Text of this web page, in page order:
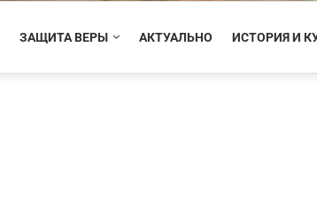
ЗАЩИТА ВЕРЫ АКТУАЛЬНО ИСТОРИЯ И